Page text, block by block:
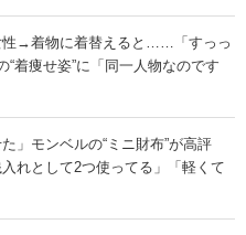
性→着物に着替えると……「すっっ
着痩せ姿”に「同一人物なのです
」モンベルの“ミニ財布”が高評
れとして2つ使ってる」「軽くて